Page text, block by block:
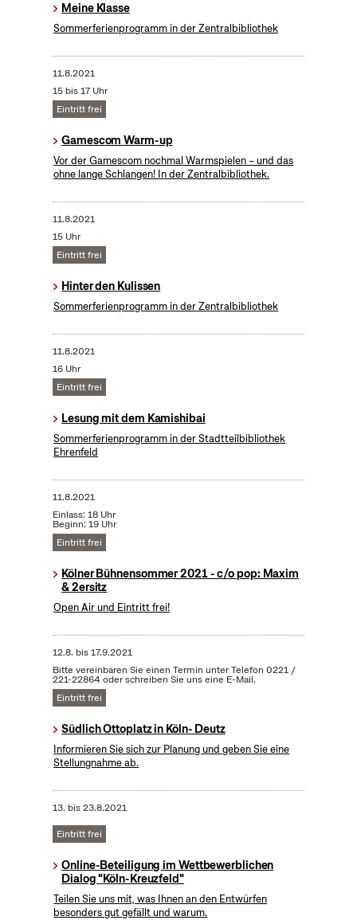
Meine Klasse
Sommerferienprogramm in der Zentralbibliothek
11.8.2021
15 bis 17 Uhr
Eintritt frei
Gamescom Warm-up
Vor der Gamescom nochmal Warmspielen – und das
ohne lange Schlangen! In der Zentralbibliothek.
11.8.2021
15 Uhr
Eintritt frei
Hinter den Kulissen
Sommerferienprogramm in der Zentralbibliothek
11.8.2021
16 Uhr
Eintritt frei
Lesung mit dem Kamishibai
Sommerferienprogramm in der Stadtteilbibliothek
Ehrenfeld
11.8.2021
Einlass: 18 Uhr
Beginn: 19 Uhr
Eintritt frei
Kölner Bühnensommer 2021 - c/o pop: Maxim
& 2ersitz
Open Air und Eintritt frei!
12.8. bis17.9.2021
Bitte vereinbaren Sie einen Termin unter Telefon 0221 /
221-22864 oder schreiben Sie uns eine E-Mail.
Eintritt frei
Südlich Ottoplatz in Köln- Deutz
Informieren Sie sich zur Planung und geben Sie eine
Stellungnahme ab.
13. bis23.8.2021
Eintritt frei
Online-Beteiligung im Wettbewerblichen
Dialog "Köln-Kreuzfeld"
Teilen Sie uns mit, was Ihnen an den Entwürfen
besonders gut gefällt und warum.